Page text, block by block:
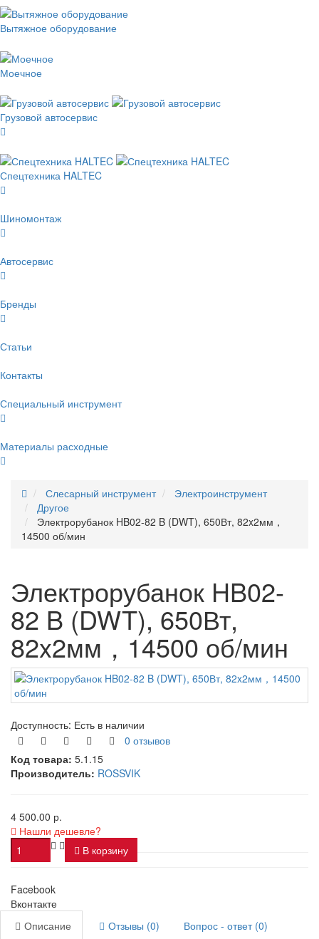
Вытяжное оборудование
Моечное
Грузовой автосервис
Спецтехника HALTEC
Шиномонтаж
Автосервис
Бренды
Статьи
Контакты
Специальный инструмент
Материалы расходные
Слесарный инструмент
Электроинструмент
Другое
Электрорубанок HB02-82 B (DWT), 650Вт, 82x2мм，
14500 об/мин
Электрорубанок HB02-
82 B (DWT), 650Вт,
82x2мм，14500 об/мин
Доступность: Есть в наличии
0 отзывов
Код товара: 5.1.15
Производитель: ROSSVIK
4 500.00 р.
Нашли дешевле?
В корзину
Facebook
Вконтакте
Описание
Отзывы (0)
Вопрос - ответ (0)